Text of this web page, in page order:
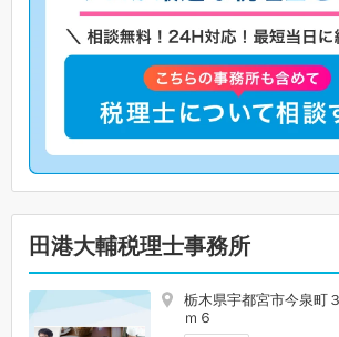
田港大輔税理士事務所
栃木県宇都宮市今泉町
ｍ６